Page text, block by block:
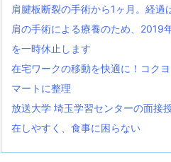
肩腱板断裂の手術から1ヶ月。経
肩の手術による療養のため、2019
を一時休止します
在宅ワークの移動を快適に！コク
マートに整理
放送大学 埼玉学習センターの面接
在しやすく、食事に困らない